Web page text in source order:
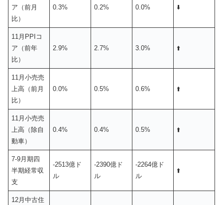
ア（前月
比）
0.3% 0.2% 0.0% ⬇️
11月PPIコ
ア（前年
比）
2.9% 2.7% 3.0% ⬆️
11月小売売
上高（前月
比）
0.0% 0.5% 0.6% ⬆️
11月小売売
上高（除自
動車）
0.4% 0.4% 0.5% ⬆️
7-9月期四
半期経常収
支
-2513億ド
ル
-2390億ド
ル
-2264億ド
ル
⬆️
12月中古住